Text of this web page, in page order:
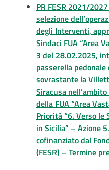
PR FESR 2021/
selezione
degli Interventi,
Sindaci FUA “Area
3 del 28.02.2025,
passerella
sovrastante la
Siracusa
della FUA “Area
Priorità “6. Verso
in Sicilia” – Azione
cofinanziato dal
(FESR) – Termine